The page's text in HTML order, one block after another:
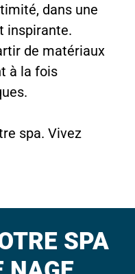
dans une
inspirante.
de matériaux
à la fois
spa. Vivez
SPA